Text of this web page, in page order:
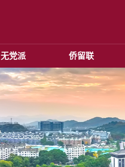
无党派 侨留联